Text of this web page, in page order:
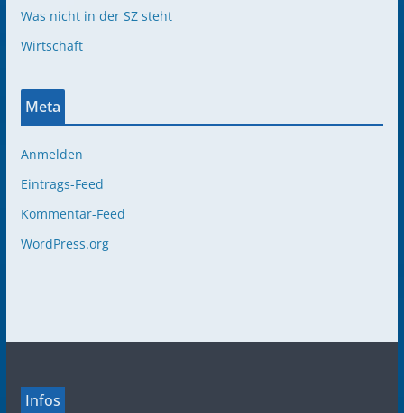
Was nicht in der SZ steht
Wirtschaft
Meta
Anmelden
Eintrags-Feed
Kommentar-Feed
WordPress.org
Infos